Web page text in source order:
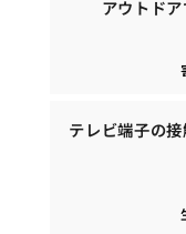
アウトド
テレビ端子の